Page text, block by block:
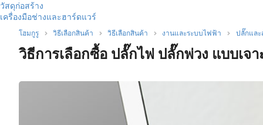
วัสดุก่อสร้าง
เครื่องมือช่างและฮาร์ดแวร์
โฮมกูรู วิธีเลือกสินค้า วิธีเลือกสินค้า งานและระบบไฟฟ้า ปลั๊กแล
วิธีการเลือกซื้อ ปลั๊กไฟ ปลั๊กพ่วง แบบเจ